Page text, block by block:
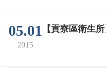
05.01
2015
【貢寮區衛生